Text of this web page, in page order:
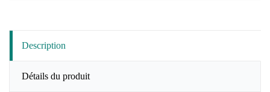
Description
Détails du produit